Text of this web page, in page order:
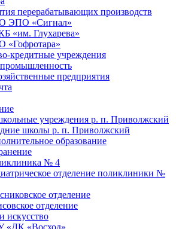
перерабатывающих производств
ЭПО «Сигнал»
«им. Глухарева»
«Гофротара»
кредитные учреждения
предприятия
учреждения р. п. Приволжский
школы р. п. Приволжский
образование
№ 4
отделение поликлиники №
отделение
отделение
искусство